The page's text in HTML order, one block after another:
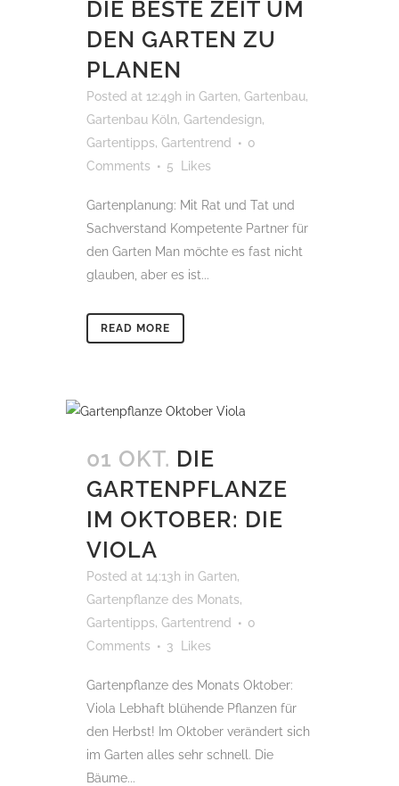
DIE BESTE ZEIT UM
DEN GARTEN ZU
PLANEN
Posted at 12:49h in Garten, Gartenbau,
Gartenbau Köln, Gartendesign,
Gartentipps, Gartentrend
0
Comments
5 Likes
Gartenplanung: Mit Rat und Tat und
Sachverstand Kompetente Partner für
den Garten Man möchte es fast nicht
glauben, aber es ist...
READ MORE
01 OKT. DIE
GARTENPFLANZE
IM OKTOBER: DIE
VIOLA
Posted at 14:13h in Garten,
Gartenpflanze des Monats,
Gartentipps, Gartentrend
0
Comments
3 Likes
Gartenpflanze des Monats Oktober:
Viola Lebhaft blühende Pflanzen für
den Herbst! Im Oktober verändert sich
im Garten alles sehr schnell. Die
Bäume...